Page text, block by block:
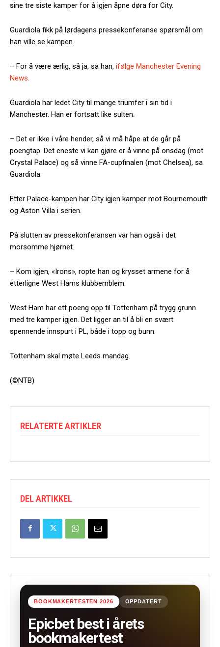
sine tre siste kamper for å igjen åpne døra for City.
Guardiola fikk på lørdagens pressekonferanse spørsmål om
han ville se kampen.
– For å være ærlig, så ja, sa han, ifølge Manchester Evening
News.
Guardiola har ledet City til mange triumfer i sin tid i
Manchester. Han er fortsatt like sulten.
– Det er ikke i våre hender, så vi må håpe at de går på
poengtap. Det eneste vi kan gjøre er å vinne på onsdag (mot
Crystal Palace) og så vinne FA-cupfinalen (mot Chelsea), sa
Guardiola.
Etter Palace-kampen har City igjen kamper mot Bournemouth
og Aston Villa i serien.
På slutten av pressekonferansen var han også i det
morsomme hjørnet.
– Kom igjen, «Irons», ropte han og krysset armene for å
etterligne West Hams klubbemblem.
West Ham har ett poeng opp til Tottenham på trygg grunn
med tre kamper igjen. Det ligger an til å bli en svært
spennende innspurt i PL, både i topp og bunn.
Tottenham skal møte Leeds mandag.
(©NTB)
RELATERTE ARTIKLER
DEL ARTIKKEL
BOOKMAKERTESTEN 2026 OPPDATERT
Epicbet best i årets
bookmakertest